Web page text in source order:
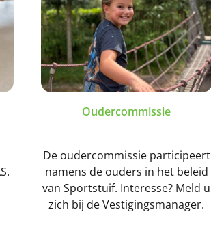
Oudercommissie
De oudercommissie participeert
namens de ouders in het beleid
van Sportstuif. Interesse? Meld u
zich bij de Vestigingsmanager.